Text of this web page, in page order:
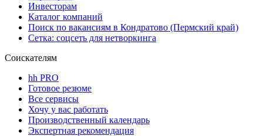
Инвесторам
Каталог компаний
Поиск по вакансиям в Кондратово (Пермский край)
Сетка: соцсеть для нетворкинга
Соискателям
hh PRO
Готовое резюме
Все сервисы
Хочу у вас работать
Производственный календарь
Экспертная рекомендация